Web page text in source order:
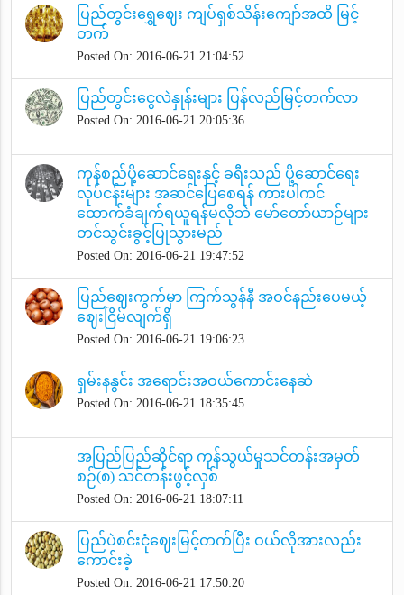
ပြည်တွင်းရွှေဈေး ကျပ်ရှစ်သိန်းကျော်အထိ မြင့်
တက်
Posted On: 2016-06-21 21:04:52
ပြည်တွင်းငွေလဲနှုန်းများ ပြန်လည်မြင့်တက်လာ
Posted On: 2016-06-21 20:05:36
ကုန်စည်ပို့ဆောင်ရေးနှင့် ခရီးသည် ပို့ဆောင်ရေး
လုပ်ငန်းများ အဆင်ပြေစေရန် ကားပါကင်
ထောက်ခံချက်ရယူရန်မလိုဘဲ မော်တော်ယာဉ်များ
တင်သွင်းခွင့်ပြုသွားမည်
Posted On: 2016-06-21 19:47:52
ပြည်ဈေးကွက်မှာ ကြက်သွန်နီ အဝင်နည်းပေမယ့်
ဈေးငြိမ်လျက်ရှိ
Posted On: 2016-06-21 19:06:23
ရှမ်းနနွင်း အရောင်းအဝယ်ကောင်းနေဆဲ
Posted On: 2016-06-21 18:35:45
အပြည်ပြည်ဆိုင်ရာ ကုန်သွယ်မှုသင်တန်းအမှတ်
စဉ်(၈) သင်တန်းဖွင့်လှစ်
Posted On: 2016-06-21 18:07:11
ပြည်ပဲစင်းငုံဈေးမြင့်တက်ပြီး ဝယ်လိုအားလည်း
ကောင်းခဲ့
Posted On: 2016-06-21 17:50:20